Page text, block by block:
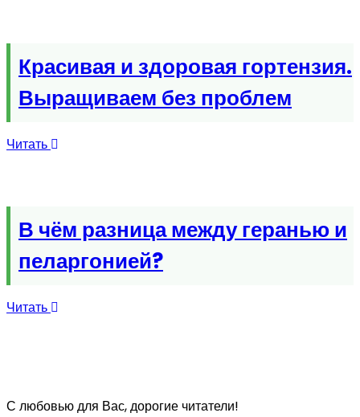
Красивая и здоровая гортензия.
Выращиваем без проблем
Читать
В чём разница между геранью и
пеларгонией?
Читать
С любовью для Вас, дорогие читатели!